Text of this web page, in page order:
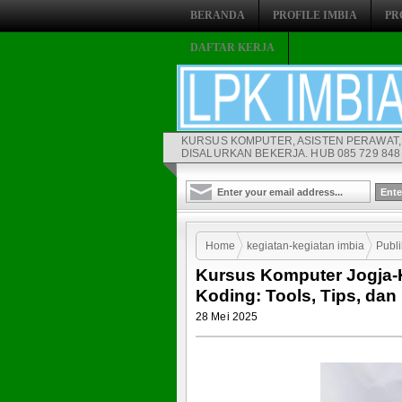
BERANDA PROFILE IMBIA
DAFTAR KERJA
KURSUS KOMPUTER, ASISTEN
DISALURKAN BEKERJA. HUB 085 729
Home kegiatan-kegiatan imbia
sebagai Asisten Koding: Tools, Tips,
Kursus Komputer
Koding: Tools, Tips, dan
28 Mei 2025